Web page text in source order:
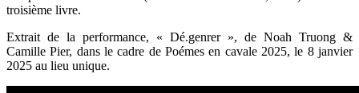
troisième livre.
Extrait de la performance, « Dé.genrer », de Noah Truong &
Camille Pier, dans le cadre de Poémes en cavale 2025, le 8 janvier
2025 au lieu unique.